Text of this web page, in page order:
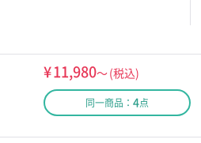
¥11,980～(税込)
同一商品： 4点